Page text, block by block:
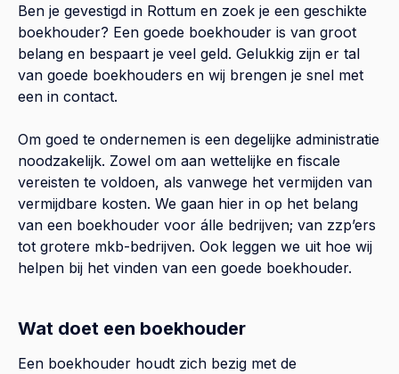
Ben je gevestigd in Rottum en zoek je een geschikte
boekhouder? Een goede boekhouder is van groot
belang en bespaart je veel geld. Gelukkig zijn er tal
van goede boekhouders en wij brengen je snel met
een in contact.
Om goed te ondernemen is een degelijke administratie
noodzakelijk. Zowel om aan wettelijke en fiscale
vereisten te voldoen, als vanwege het vermijden van
vermijdbare kosten. We gaan hier in op het belang
van een boekhouder voor álle bedrijven; van zzp’ers
tot grotere mkb-bedrijven. Ook leggen we uit hoe wij
helpen bij het vinden van een goede boekhouder.
Wat doet een boekhouder
Een boekhouder houdt zich bezig met de